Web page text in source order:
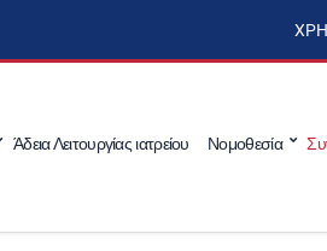
Άδεια Λειτουργίας ιατρείου Νομοθεσία